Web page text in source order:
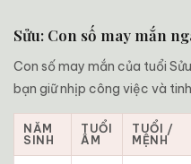
Sửu: Con số may mắn
Con số may mắn của tuổi
bạn giữ nhịp công việc và
NĂM
SINH
TUỔI
ÂM
TUỔI /
MỆNH